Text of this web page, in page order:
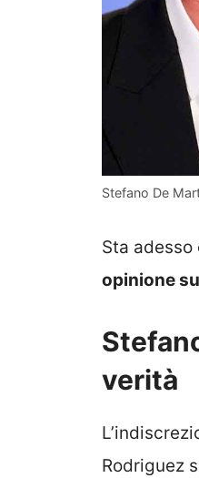
Stefano De
Sta
opinione
verità
Rodriguez